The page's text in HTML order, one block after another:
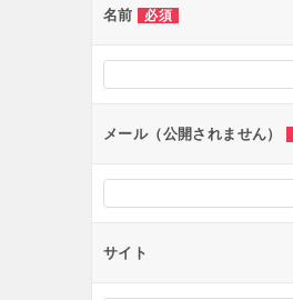
ー
ョ
ン
名前 必須
メール（公開されません）
サイト